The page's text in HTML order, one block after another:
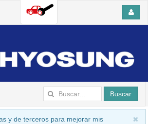
Buscar
y de terceros para mejorar mis